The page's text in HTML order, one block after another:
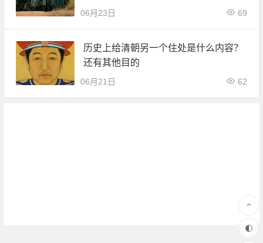
06月23日 69
历史上给清朝另一个住处是什么内容？
还有其他目的
06月21日 62